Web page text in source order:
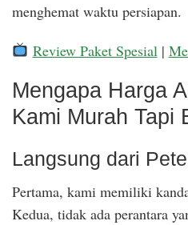
menghemat waktu persiapan.
Review Paket Spesial |
Mengapa Harga
Kami Murah Tapi
Langsung dari
Pertama, kami memiliki
Kedua, tidak ada perantara